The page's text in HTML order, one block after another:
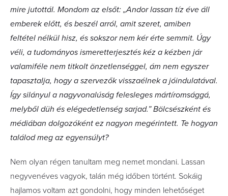
mire jutottál. Mondom az elsőt: „Andor lassan tíz éve áll
emberek előtt, és beszél arról, amit szeret, amiben
feltétel nélkül hisz, és sokszor nem kér érte semmit. Úgy
véli, a tudományos ismeretterjesztés kéz a kézben jár
valamiféle nem titkolt önzetlenséggel, ám nem egyszer
tapasztalja, hogy a szervezők visszaélnek a jóindulatával.
Így silányul a nagyvonalúság felesleges mártíromsággá,
melyből düh és elégedetlenség sarjad.” Bölcsészként és
médiában dolgozóként ez nagyon megérintett. Te hogyan
találod meg az egyensúlyt?
Nem olyan régen tanultam meg nemet mondani. Lassan
negyvenéves vagyok, talán még időben történt. Sokáig
hajlamos voltam azt gondolni, hogy minden lehetőséget